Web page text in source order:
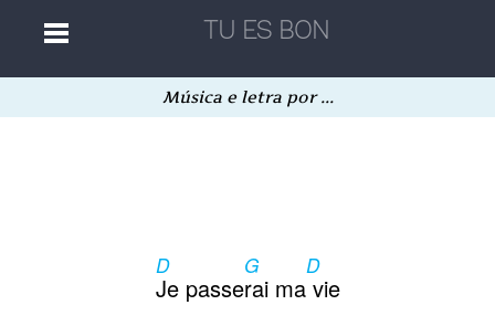
Home
Autores
Música e letra por ...
D
Je passe
G
rai ma
D
vie